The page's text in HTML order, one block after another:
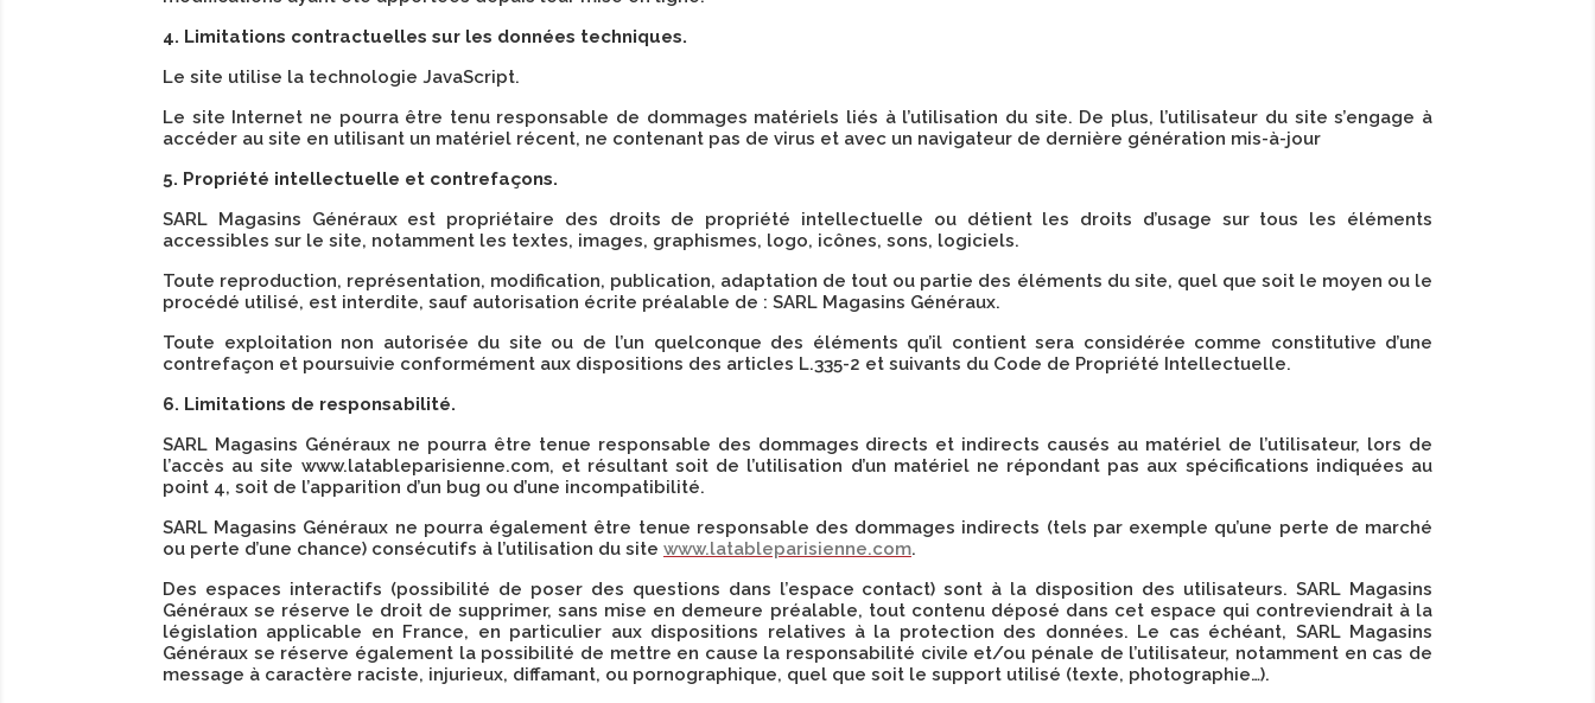
4. Limitations contractuelles sur les données techniques.
Le site utilise la technologie JavaScript.
Le site Internet ne pourra être tenu responsable de dommages matériels liés à l’utilisation du site. De plus, l’utilisateur du site s’engage à
accéder au site en utilisant un matériel récent, ne contenant pas de virus et avec un navigateur de dernière génération mis-à-jour
5. Propriété intellectuelle et contrefaçons.
SARL Magasins Généraux est propriétaire des droits de propriété intellectuelle ou détient les droits d’usage sur tous les éléments
accessibles sur le site, notamment les textes, images, graphismes, logo, icônes, sons, logiciels.
Toute reproduction, représentation, modification, publication, adaptation de tout ou partie des éléments du site, quel que soit le moyen ou le
procédé utilisé, est interdite, sauf autorisation écrite préalable de : SARL Magasins Généraux.
Toute exploitation non autorisée du site ou de l’un quelconque des éléments qu’il contient sera considérée comme constitutive d’une
contrefaçon et poursuivie conformément aux dispositions des articles L.335-2 et suivants du Code de Propriété Intellectuelle.
6. Limitations de responsabilité.
SARL Magasins Généraux ne pourra être tenue responsable des dommages directs et indirects causés au matériel de l’utilisateur, lors de
l’accès au site www.latableparisienne.com, et résultant soit de l’utilisation d’un matériel ne répondant pas aux spécifications indiquées au
point 4, soit de l’apparition d’un bug ou d’une incompatibilité.
SARL Magasins Généraux ne pourra également être tenue responsable des dommages indirects (tels par exemple qu’une perte de marché
ou perte d’une chance) consécutifs à l’utilisation du site www.latableparisienne.com.
Des espaces interactifs (possibilité de poser des questions dans l’espace contact) sont à la disposition des utilisateurs. SARL Magasins
Généraux se réserve le droit de supprimer, sans mise en demeure préalable, tout contenu déposé dans cet espace qui contreviendrait à la
législation applicable en France, en particulier aux dispositions relatives à la protection des données. Le cas échéant, SARL Magasins
Généraux se réserve également la possibilité de mettre en cause la responsabilité civile et/ou pénale de l’utilisateur, notamment en cas de
message à caractère raciste, injurieux, diffamant, ou pornographique, quel que soit le support utilisé (texte, photographie…).